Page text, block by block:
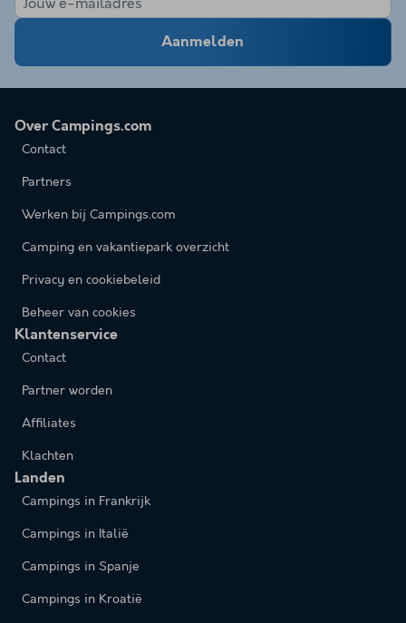
Aanmelden
Over Campings.com
Contact
Partners
Werken bij Campings.com
Camping en vakantiepark overzicht
Privacy en cookiebeleid
Beheer van cookies
Klantenservice
Contact
Partner worden
Affiliates
Klachten
Landen
Campings in Frankrijk
Campings in Italië
Campings in Spanje
Campings in Kroatië